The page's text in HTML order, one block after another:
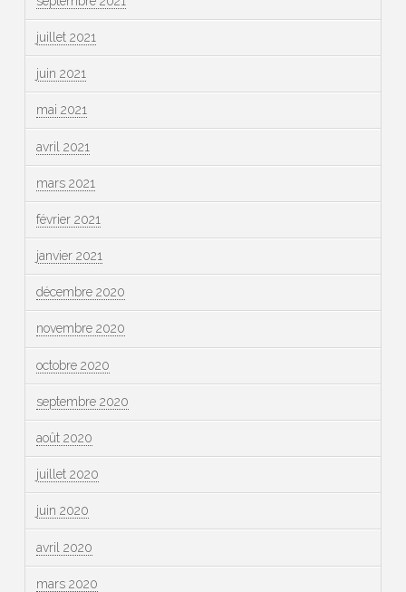
juillet 2021
juin 2021
mai 2021
avril 2021
mars 2021
février 2021
janvier 2021
décembre 2020
novembre 2020
octobre 2020
septembre 2020
août 2020
juillet 2020
juin 2020
avril 2020
mars 2020